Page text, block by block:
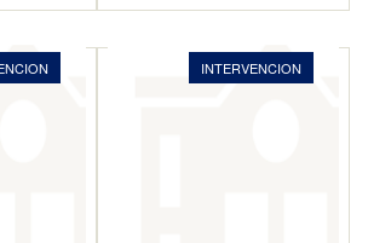
INTERVENCION